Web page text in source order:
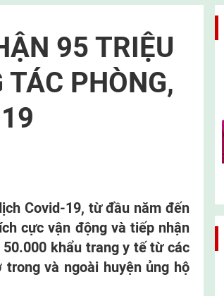
95 TRIỆU
TÁC PHÒNG,
Covid-19, từ đầu năm đến
cực vận động và tiếp nhận
khẩu trang y tế từ các
và ngoài huyện ủng hộ